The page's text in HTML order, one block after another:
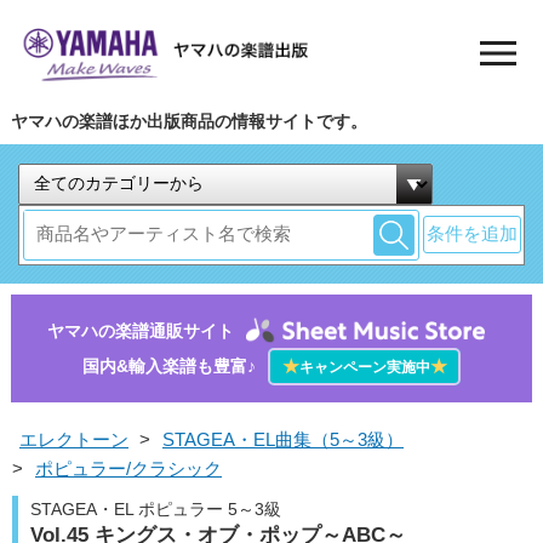
ヤマハの楽譜ほか出版商品の情報サイトです。
条件を追加
ヤマハの楽譜通販サイト
国内&輸入楽譜も豊富♪
★キャンペーン実施中★
エレクトーン >
STAGEA・EL曲集（5～3級）
>
ポピュラー/クラシック
STAGEA・EL ポピュラー 5～3級
Vol.45 キングス・オブ・ポップ～ABC～